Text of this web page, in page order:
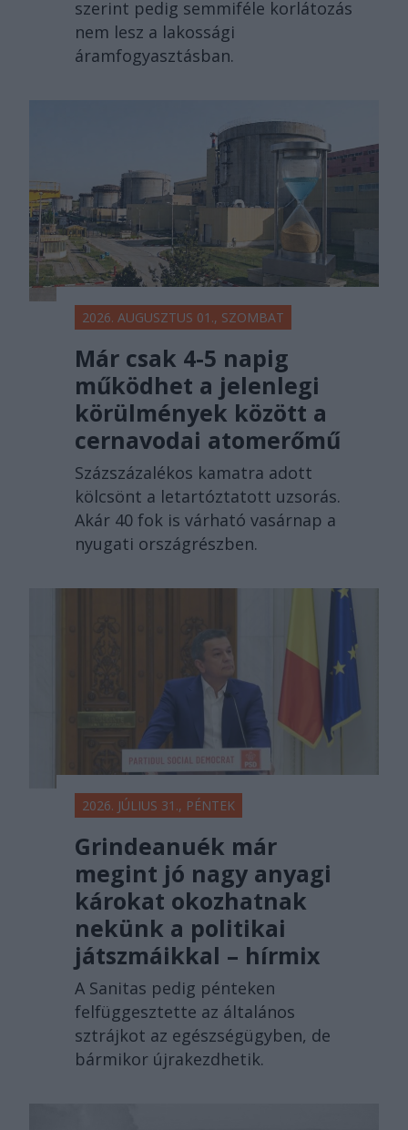
szerint pedig semmiféle korlátozás
nem lesz a lakossági
áramfogyasztásban.
2026. AUGUSZTUS 01., SZOMBAT
Már csak 4-5 napig
működhet a jelenlegi
körülmények között a
cernavodai atomerőmű
Százszázalékos kamatra adott
kölcsönt a letartóztatott uzsorás.
Akár 40 fok is várható vasárnap a
nyugati országrészben.
2026. JÚLIUS 31., PÉNTEK
Grindeanuék már
megint jó nagy anyagi
károkat okozhatnak
nekünk a politikai
játszmáikkal – hírmix
A Sanitas pedig pénteken
felfüggesztette az általános
sztrájkot az egészségügyben, de
bármikor újrakezdhetik.